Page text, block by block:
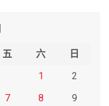
五 六
日
1
2
7 8 9